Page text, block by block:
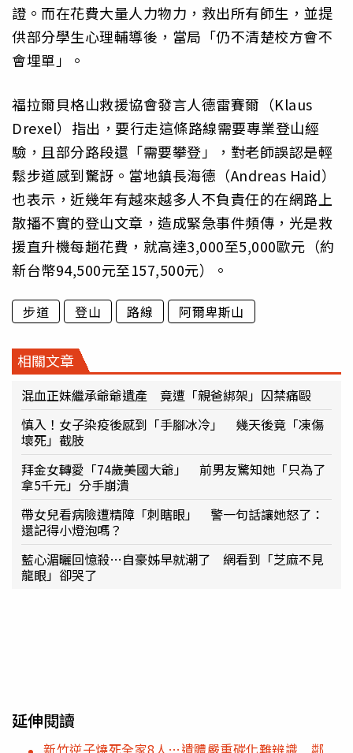
證。而在花費大量人力物力，救出所有師生，並提
供部分學生心理輔導後，當局「仍不清楚校方會不
會埋單」。
福拉爾貝格山救援協會發言人德雷賽爾（Klaus
Drexel）指出，要行走這條路線需要專業登山經
驗，且部分路段還「需要攀登」，對老師誤認是輕
鬆步道感到驚訝。當地鎮長海德（Andreas Haid）
也表示，近幾年有越來越多人不負責任的在網路上
散播不實的登山文章，造成緊急事件頻傳，光是救
援直升機每趟花費，就高達3,000至5,000歐元（約
新台幣94,500元至157,500元）。
步道 登山 路線 阿爾卑斯山
相關文章
混血正妹繼承爺爺遺產 竟遭「親爸綁架」囚禁痛毆
慎入！女子染疫後感到「手腳冰冷」 幾天後竟「凍傷
壞死」截肢
拜金女轉愛「74歲美國大爺」 前男友驚知她「只為了
拿5千元」分手崩潰
帶女兒看病險遭精障「刺瞎眼」 警一句話讓她怒了：
還記得小燈泡嗎？
藍心湄曬回憶殺…自豪姊早就潮了 網看到「芝麻不見
龍眼」卻哭了
延伸閱讀